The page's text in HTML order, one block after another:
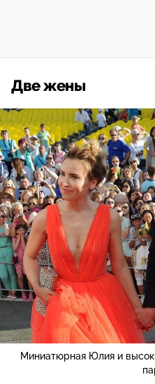
Две жены
Миниатюрная Юлия и